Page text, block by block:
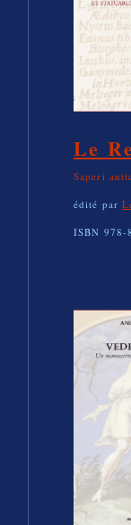
Le
Saperi
édité par
ISBN 978-